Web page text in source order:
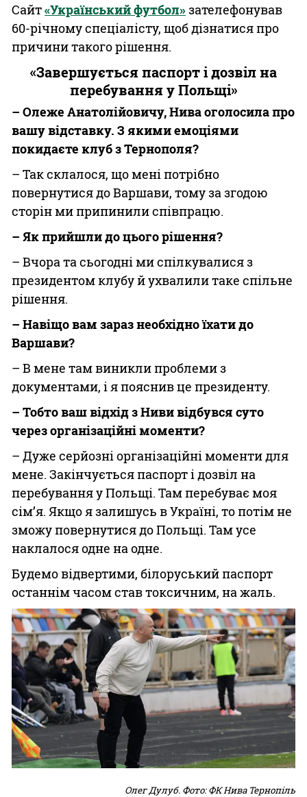
Сайт«Український футбол»зателефонував
60-річному спеціалісту, щоб дізнатися про
причини такого рішення.
«Завершується паспорт і дозвіл на
перебування у Польщі»
– Олеже Анатолійовичу, Нива оголосила про
вашу відставку. З якими емоціями
покидаєте клуб з Тернополя?
– Так склалося, що мені потрібно
повернутися до Варшави, тому за згодою
сторін ми припинили співпрацю.
– Як прийшли до цього рішення?
– Вчора та сьогодні ми спілкувалися з
президентом клубу й ухвалили таке спільне
рішення.
– Навіщо вам зараз необхідно їхати до
Варшави?
– В мене там виникли проблеми з
документами, і я пояснив це президенту.
– Тобто ваш відхід з Ниви відбувся суто
через організаційні моменти?
– Дуже серйозні організаційні моменти для
мене. Закінчується паспорт і дозвіл на
перебування у Польщі. Там перебуває моя
сім’я. Якщо я залишусь в Україні, то потім не
зможу повернутися до Польщі. Там усе
наклалося одне на одне.
Будемо відвертими, білоруський паспорт
останнім часом став токсичним, на жаль.
Олег Дулуб. Фото: ФК Нива Тернопіль